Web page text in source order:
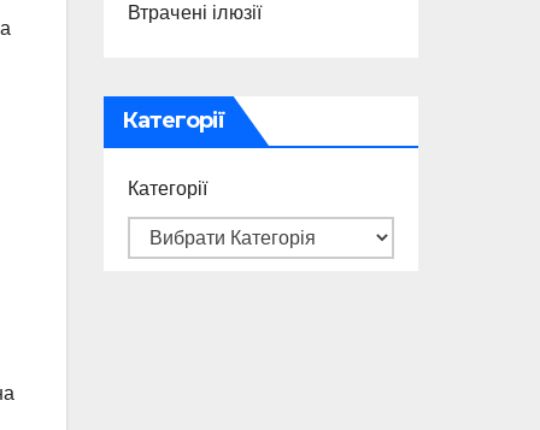
Втрачені ілюзії
Категорії
Категорії